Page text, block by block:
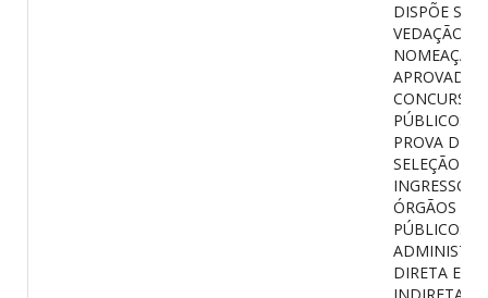
DISPÕE
VEDAÇÃO
NOMEAÇÃO
CONCURSOS
PÚBLICOS
PROVA DE
SELEÇÃO
INGRESSO
ÓRGÃOS
PÚBLICOS,
DIRETA E